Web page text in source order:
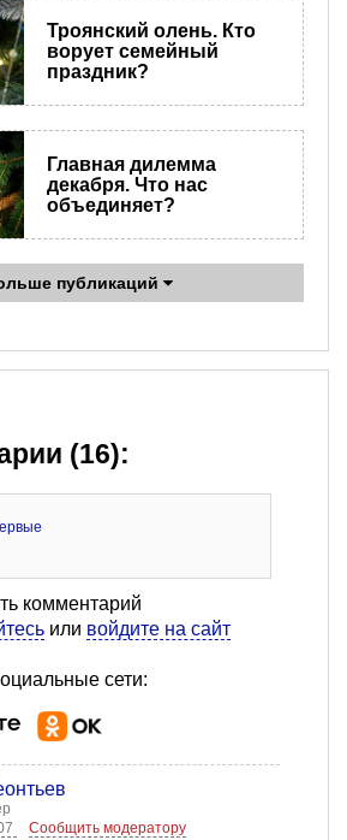
Троянский олень. Кто
ворует семейный
праздник?
Главная дилемма
декабря. Что нас
объединяет?
публикаций
(16):
комментарий
или войдите на сайт
сети:
Сообщить модератору